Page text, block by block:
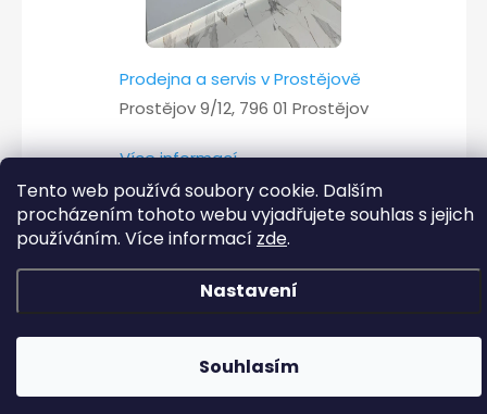
Tento web používá soubory cookie. Dalším
procházením tohoto webu vyjadřujete souhlas s jejich
používáním. Více informací zde.
Nastavení
Souhlasím
Prodejna a servis v Prostějově
Prostějov 9/12, 796 01 Prostějov
Více informací
Vytvořil Shoptet
iPhoneMarket.cz. Všechna práva vyhrazena.